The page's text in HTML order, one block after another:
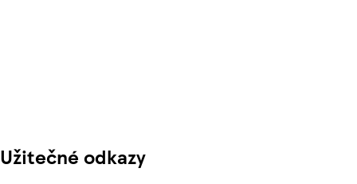
Užitečné odkazy